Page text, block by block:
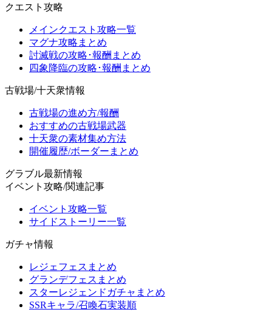
クエスト攻略
メインクエスト攻略一覧
マグナ攻略まとめ
討滅戦の攻略･報酬まとめ
四象降臨の攻略･報酬まとめ
古戦場/十天衆情報
古戦場の進め方/報酬
おすすめの古戦場武器
十天衆の素材集め方法
開催履歴/ボーダーまとめ
グラブル最新情報
イベント攻略/関連記事
イベント攻略一覧
サイドストーリー一覧
ガチャ情報
レジェフェスまとめ
グランデフェスまとめ
スターレジェンドガチャまとめ
SSRキャラ/召喚石実装順